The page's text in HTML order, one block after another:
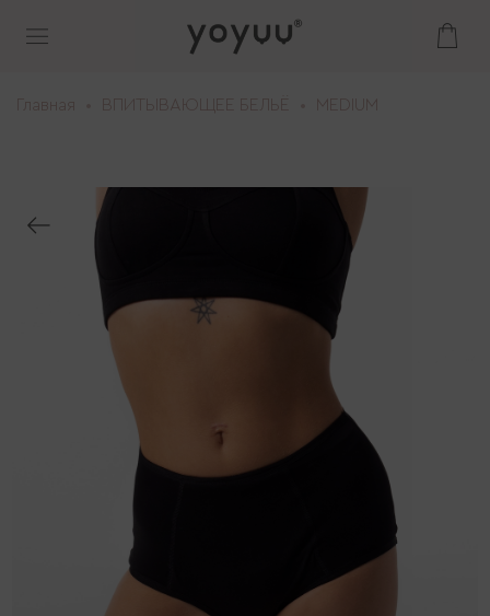
Главная ВПИТЫВАЮЩЕЕ БЕЛЬЁ